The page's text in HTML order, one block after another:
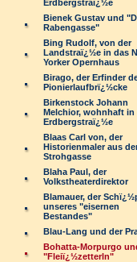
Erdbergstraï¿½e
Bienek Gustav und
Rabengasse"
Bing Rudolf, von der
Landstraï¿½e in das
Yorker Opernhaus
Birago, der Erfinder
Pionierlaufbrï¿½cke
Birkenstock Johann
Melchior, wohnhaft in
Erdbergstraï¿½e
Blaas Carl von, der
Historienmaler aus
Strohgasse
Blaha Paul, der
Volkstheaterdirektor
Blamauer, der
unseres "eisernen
Bestandes"
Blau-Lang und der
Bohatta-Morpurgo
"Fleiï¿½zetterln"